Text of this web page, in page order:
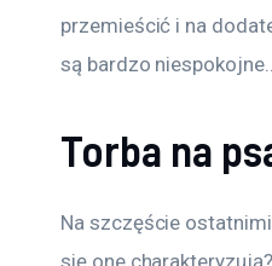
przemieścić i na
są bardzo
Torba na
Na szczęście
się one